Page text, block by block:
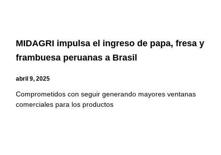
MIDAGRI impulsa el ingreso de papa, fresa y
frambuesa peruanas a Brasil
abril 9, 2025
Comprometidos con seguir generando mayores ventanas
comerciales para los productos